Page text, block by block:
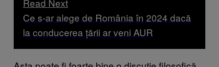
Ce s-ar alege de România în 2024 dacă
la conducerea țării ar veni AUR